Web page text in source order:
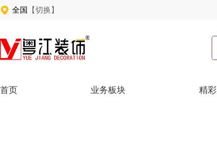
全国 【切换】
首页 业务板块 精